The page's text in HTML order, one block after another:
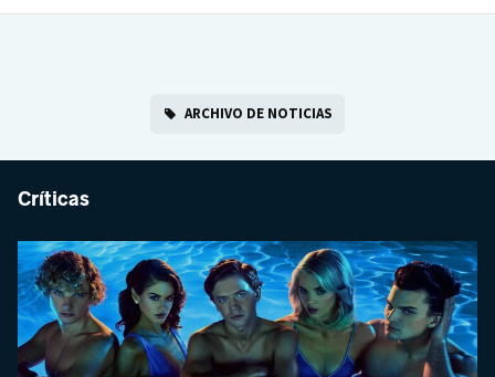
ARCHIVO DE NOTICIAS
Críticas